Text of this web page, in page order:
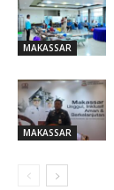
MAKASSAR
MAKASSAR